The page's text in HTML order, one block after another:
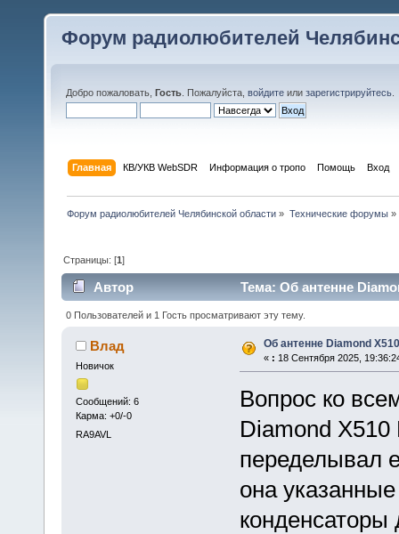
Форум радиолюбителей
Добро пожаловать, Гость . Пожалуйста, войдите или зарегистрируйтесь
Главная КВ/УКВ WebSDR Информация о тропо Помощь Вход
Форум радиолюбителей Челябинской области » Технические форумы»
Страницы: [1]
Автор Тема: Об антенне
0 Пользователей и 1 Гость просматривают эту тему.
Влад
Новичок
Сообщений: 6
Карма: +0/-0
RA9AVL
Об антенне Diamond
« : 18 Сентября 2025,
Вопрос ко
Diamond X510
переделывал
она